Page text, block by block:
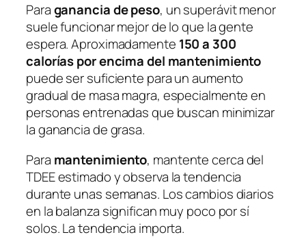
Paraganancia de peso, un superávit menor
suele funcionar mejor de lo que la gente
espera. Aproximadamente 150 a 300
calorías por encima del mantenimiento
puede ser suficiente para un aumento
gradual de masa magra, especialmente en
personas entrenadas que buscan minimizar
la ganancia de grasa.
Para mantenimiento, mantente cerca del
TDEE estimado y observa la tendencia
durante unas semanas. Los cambios diarios
en la balanza significan muy poco por sí
solos. La tendencia importa.